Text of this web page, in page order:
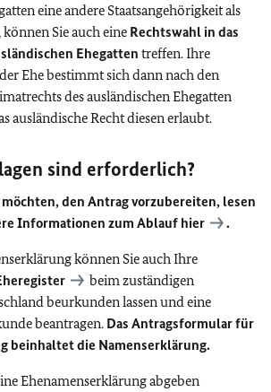
eine andere Staatsangehörigkeit als
Sie auch eine Rechtswahl in das
Ehegatten treffen. Ihre
Ehe bestimmt sich dann nach den
des ausländischen Ehegatten
ausländische Recht diesen erlaubt.
sind erforderlich?
den Antrag vorzubereiten, lesen
Informationen zum Ablauf hier .
können Sie auch Ihre
beim zuständigen
beurkunden lassen und eine
beantragen. Das Antragsformular für
beinhaltet die Namenserklärung.
Ehenamenserklärung abgeben